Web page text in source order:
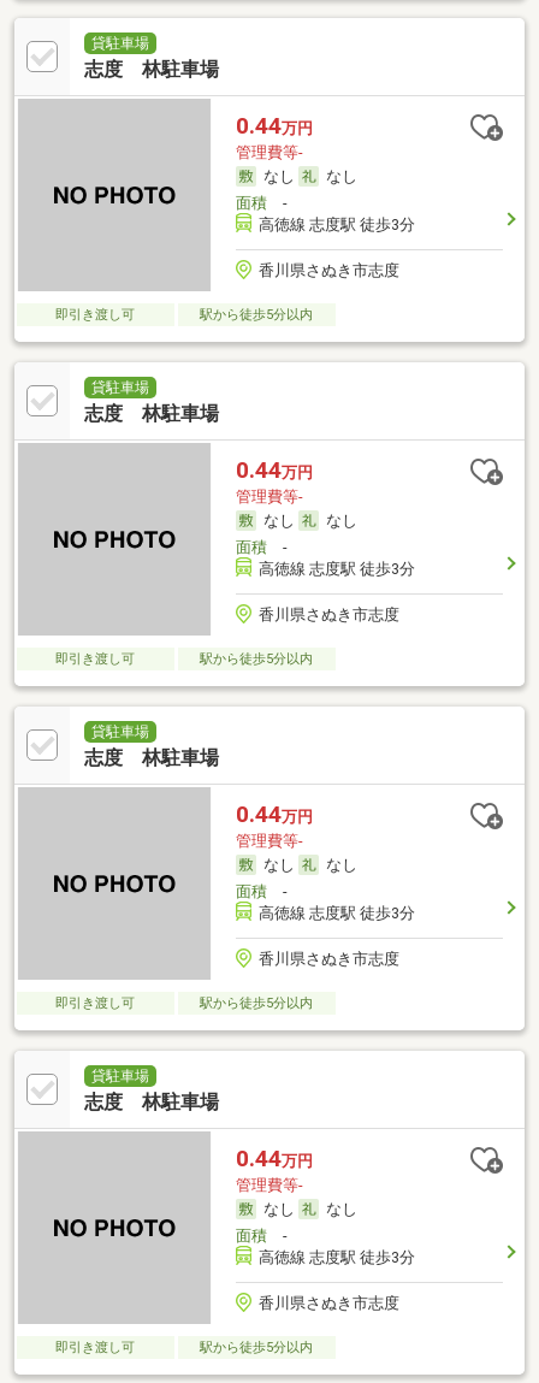
貸駐車場
志度 林駐車場
0.44万円
管理費等-
なし
なし
面積-
高徳線 志度駅 徒歩3分
香川県さぬき市志度
即引き渡し可 駅から徒歩5分以内
貸駐車場
志度 林駐車場
0.44万円
管理費等-
なし
なし
面積-
高徳線 志度駅 徒歩3分
香川県さぬき市志度
即引き渡し可 駅から徒歩5分以内
貸駐車場
志度 林駐車場
0.44万円
管理費等-
なし
なし
面積-
高徳線 志度駅 徒歩3分
香川県さぬき市志度
即引き渡し可 駅から徒歩5分以内
貸駐車場
志度 林駐車場
0.44万円
管理費等-
なし
なし
面積-
高徳線 志度駅 徒歩3分
香川県さぬき市志度
即引き渡し可 駅から徒歩5分以内